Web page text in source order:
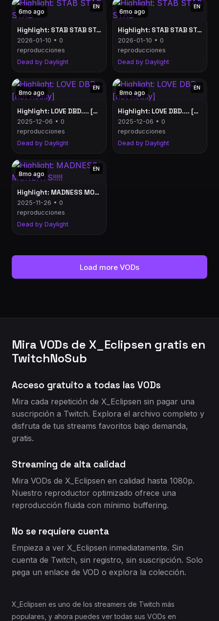
6mo ago
EN
Highlight: STAB STAB STAB
2026-01-10 • 0
reproducciones
Dead by Daylight
6mo ago
EN
Highlight: STAB STAB STAB
2026-01-10 • 0
reproducciones
Dead by Daylight
8mo ago
EN
Highlight: LOVE DBD.... [not Really]
2025-12-06 • 0
reproducciones
Dead by Daylight
8mo ago
EN
Highlight: LOVE DBD.... [not Really]
2025-12-06 • 0
reproducciones
Dead by Daylight
8mo ago
EN
Highlight: MADNESS MONDAYS!!!!!
2025-11-26 • 0
reproducciones
Dead by Daylight
Load more VODs
Mira VODs de X_Eclipsen gratis en
TwitchNoSub
Acceso gratuito a todas las VODs
Mira cada repetición de X_Eclipsen sin pagar una
suscripción a Twitch. Explora el archivo completo y
disfruta de tus streams favoritos bajo demanda,
gratis.
Streaming de alta calidad
Mira VODs de X_Eclipsen en calidad hasta 1080p.
Nuestro reproductor optimizado ofrece una
reproducción fluida con mínimo buffering.
No se requiere cuenta
Empieza a ver X_Eclipsen inmediatamente. Sin
cuenta de Twitch, sin registro, sin suscripción. Solo
pega un enlace de VOD o explora la colección.
X_Eclipsen es uno de los streamers de Twitch más
populares, y ahora puedes ver todas sus VODs en